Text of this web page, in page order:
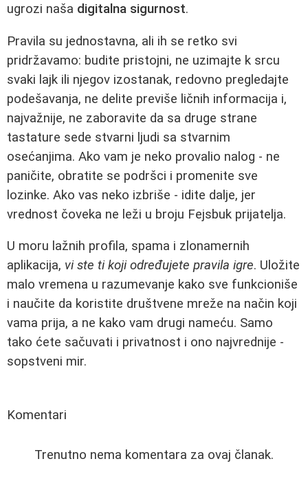
ugrozi naša digitalna sigurnost.
Pravila su jednostavna, ali ih se retko svi
pridržavamo: budite pristojni, ne uzimajte k srcu
svaki lajk ili njegov izostanak, redovno pregledajte
podešavanja, ne delite previše ličnih informacija i,
najvažnije, ne zaboravite da sa druge strane
tastature sede stvarni ljudi sa stvarnim
osećanjima. Ako vam je neko provalio nalog - ne
paničite, obratite se podršci i promenite sve
lozinke. Ako vas neko izbriše - idite dalje, jer
vrednost čoveka ne leži u broju Fejsbuk prijatelja.
U moru lažnih profila, spama i zlonamernih
aplikacija, vi ste ti koji određujete pravila igre. Uložite
malo vremena u razumevanje kako sve funkcioniše
i naučite da koristite društvene mreže na način koji
vama prija, a ne kako vam drugi nameću. Samo
tako ćete sačuvati i privatnost i ono najvrednije -
sopstveni mir.
Komentari
Trenutno nema komentara za ovaj članak.